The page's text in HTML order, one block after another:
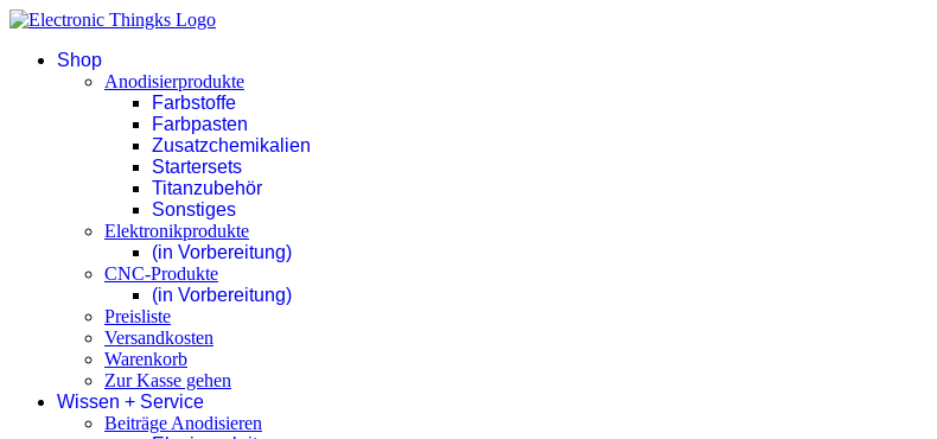
Shop
Anodisierprodukte
Farbstoffe
Farbpasten
Zusatzchemikalien
Startersets
Titanzubehör
Sonstiges
Elektronikprodukte
(in Vorbereitung)
CNC-Produkte
(in Vorbereitung)
Preisliste
Versandkosten
Warenkorb
Zur Kasse gehen
Wissen + Service
Beiträge Anodisieren